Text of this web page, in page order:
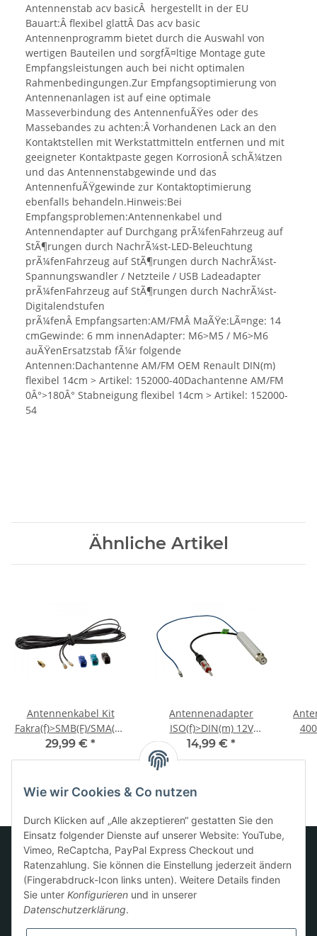
Antennenstab acv basicÂ hergestellt in der EU
Bauart:Â flexibel glattÂ Das acv basic
Antennenprogramm bietet durch die Auswahl von
wertigen Bauteilen und sorgfÃ¤ltige Montage gute
Empfangsleistungen auch bei nicht optimalen
Rahmenbedingungen.Zur Empfangsoptimierung von
Antennenanlagen ist auf eine optimale
Masseverbindung des AntennenfuÃŸes oder des
Massebandes zu achten:Â Vorhandenen Lack an den
Kontaktstellen mit Werkstattmitteln entfernen und mit
geeigneter Kontaktpaste gegen KorrosionÂ schÃ¼tzen
und das Antennenstabgewinde und das
AntennenfuÃŸgewinde zur Kontaktoptimierung
ebenfalls behandeln.Hinweis:Bei
Empfangsproblemen:Antennenkabel und
Antennendapter auf Durchgang prÃ¼fenFahrzeug auf
StÃ¶rungen durch NachrÃ¼st-LED-Beleuchtung
prÃ¼fenFahrzeug auf StÃ¶rungen durch NachrÃ¼st-
Spannungswandler / Netzteile / USB Ladeadapter
prÃ¼fenFahrzeug auf StÃ¶rungen durch NachrÃ¼st-
Digitalendstufen
prÃ¼fenÂ Empfangsarten:AM/FMÂ MaÃŸe:LÃ¤nge: 14
cmGewinde: 6 mm innenAdapter: M6>M5 / M6>M6
auÃŸenErsatzstab fÃ¼r folgende
Antennen:Dachantenne AM/FM OEM Renault DIN(m)
flexibel 14cm > Artikel: 152000-40Dachantenne AM/FM
0Â°>180Â° Stabneigung flexibel 14cm > Artikel: 152000-
54
Ähnliche Artikel
Antennenkabel Kit
Fakra(f)>SMB(F)/SMA(m)
DAB+
29,99 € *
Antennenadapter
ISO(f)>DIN(m) 12V
Phantom LEONI lose
14,99 € *
Informationen
Gesetzliche Informationen
Wie wir Cookies & Co nutzen
Durch Klicken auf „Alle akzeptieren“ gestatten Sie den
Einsatz folgender Dienste auf unserer Website: YouTube,
Vimeo, ReCaptcha, PayPal Express Checkout und
Ratenzahlung. Sie können die Einstellung jederzeit ändern
(Fingerabdruck-Icon links unten). Weitere Details finden
Sie unter Konfigurieren und in unserer
Datenschutzerklärung.